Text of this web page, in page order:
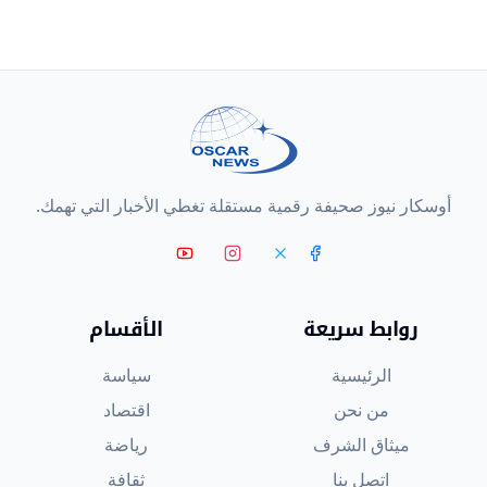
أوسكار نيوز صحيفة رقمية مستقلة تغطي الأخبار التي تهمك.
روابط سريعة
الرئيسية
من نحن
ميثاق الشرف
اتصل بنا
الأقسام
سياسة
اقتصاد
رياضة
ثقافة